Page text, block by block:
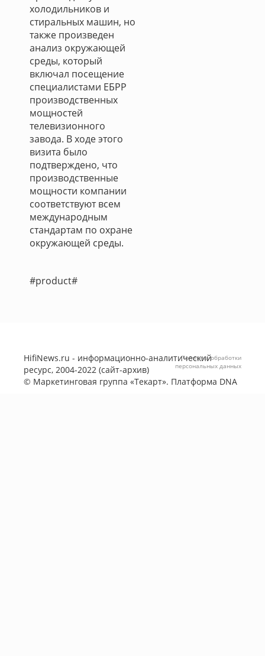
холодильников и
стиральных машин, но
также произведен
анализ окружающей
среды, который
включал посещение
специалистами ЕБРР
производственных
мощностей
телевизионного
завода. В ходе этого
визита было
подтверждено, что
производственные
мощности компании
соответствуют всем
международным
стандартам по охране
окружающей среды.
#product#
HifiNews.ru - информационно-аналитический
ресурс, 2004-2022 (сайт-архив)
© Маркетинговая группа «Текарт». Платформа DNA
Политика обработки
персональных данных